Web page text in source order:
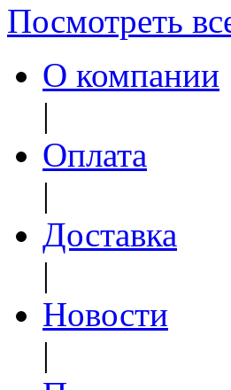
Посмотреть
О компании
|
Оплата
|
Доставка
|
Новости
|